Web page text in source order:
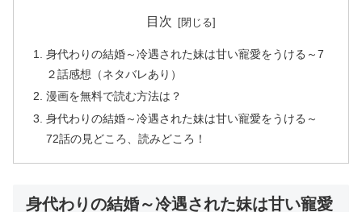
目次
身代わりの結婚～冷遇された妹は甘い寵愛をうける～7
２話感想（ネタバレあり）
漫画を無料で読む方法は？
身代わりの結婚～冷遇された妹は甘い寵愛をうける～
72話の見どころ、読みどころ！
身代わりの結婚～冷遇された妹は甘い寵愛